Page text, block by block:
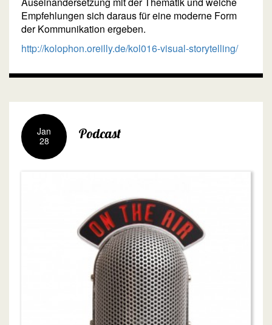
Empfehlungen sich daraus für eine moderne Form
der Kommunikation ergeben.
http://kolophon.oreilly.de/kol016-visual-storytelling/
Jan
28
Podcast